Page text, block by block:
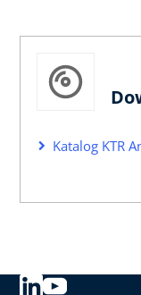
Katalog KTR